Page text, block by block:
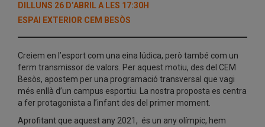
DILLUNS 26 D’ABRIL A LES 17:30H
ESPAI EXTERIOR CEM BESÒS
Creiem en l’esport com una eina lúdica, però també com un
ferm transmissor de valors. Per aquest motiu, des del CEM
Besòs, apostem per una programació transversal que vagi
més enllà d’un campus esportiu. La nostra proposta es centra
a fer protagonista a l’infant des del primer moment.
Aprofitant que aquest any 2021, és un any olímpic, hem